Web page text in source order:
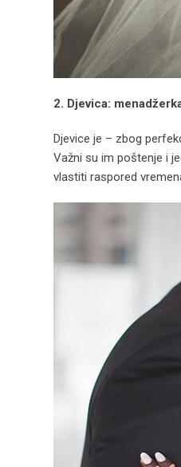
2. Djevica:
Djevice je – zbog
Važni su im poštenje i
vlastiti raspored